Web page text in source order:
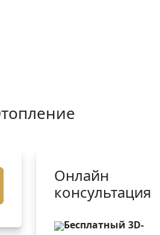
Онлайн
консультация
Бесплатный 3D-